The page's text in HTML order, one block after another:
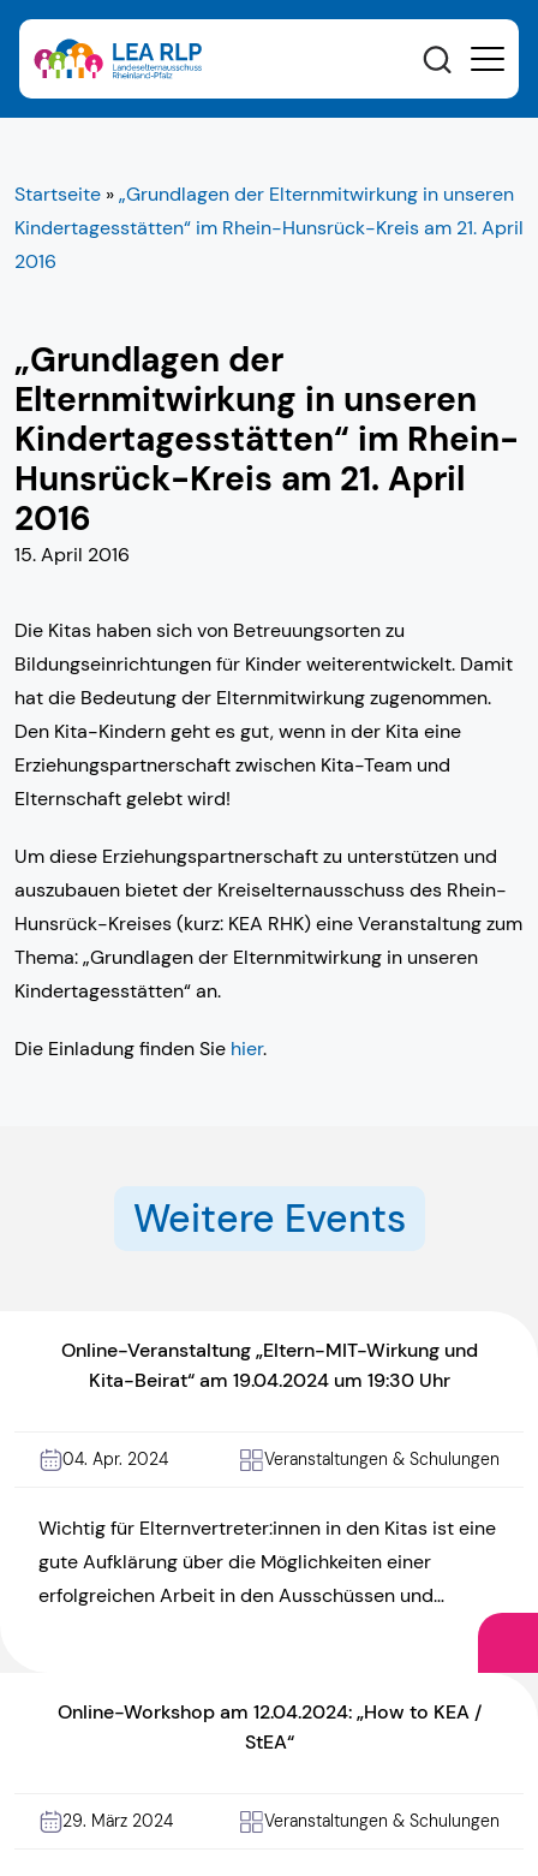
Startseite »„Grundlagen der Elternmitwirkung in unseren
Kindertagesstätten“ im Rhein-Hunsrück-Kreis am 21. April
2016
„Grundlagen der
Elternmitwirkung in unseren
Kindertagesstätten“ im Rhein-
Hunsrück-Kreis am 21. April
2016
15. April 2016
Die Kitas haben sich von Betreuungsorten zu
Bildungseinrichtungen für Kinder weiterentwickelt. Damit
hat die Bedeutung der Elternmitwirkung zugenommen.
Den Kita-Kindern geht es gut, wenn in der Kita eine
Erziehungspartnerschaft zwischen Kita-Team und
Elternschaft gelebt wird!
Um diese Erziehungspartnerschaft zu unterstützen und
auszubauen bietet der Kreiselternausschuss des Rhein-
Hunsrück-Kreises (kurz: KEA RHK) eine Veranstaltung zum
Thema: „Grundlagen der Elternmitwirkung in unseren
Kindertagesstätten“ an.
Die Einladung finden Sie hier.
Weitere Events
Online-Veranstaltung „Eltern-MIT-Wirkung und
Kita-Beirat“ am 19.04.2024 um 19:30 Uhr
04. Apr. 2024 Veranstaltungen & Schulungen
Wichtig für Elternvertreter:innen in den Kitas ist eine
gute Aufklärung über die Möglichkeiten einer
erfolgreichen Arbeit in den Ausschüssen und
Online-Workshop am 12.04.2024: „How to KEA /
StEA“
29. März 2024 Veranstaltungen & Schulungen